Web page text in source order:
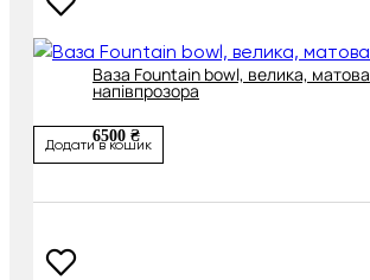
Ваза Fountain bowl, велика, матова
напівпрозора
6500 ₴
Додати в кошик